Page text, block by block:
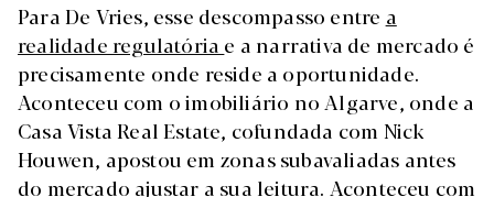
Para De Vries, esse descompasso entre a
realidade regulatória e a narrativa de mercado é
precisamente onde reside a oportunidade.
Aconteceu com o imobiliário no Algarve, onde a
Casa Vista Real Estate, cofundada com Nick
Houwen, apostou em zonas subavaliadas antes
do mercado ajustar a sua leitura. Aconteceu com